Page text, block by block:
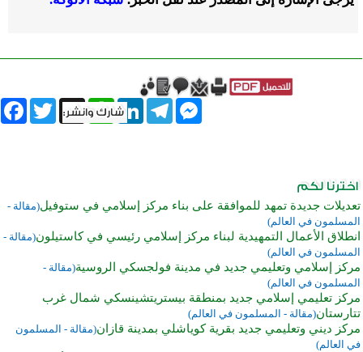
Twitter X
WhatsAppLinkedInTelegram
Messenger
تعديلات جديدة تمهد للموافقة على بناء مركز إسلامي في ستوفيل(مقالة -
المسلمون في العالم)
انطلاق الأعمال التمهيدية لبناء مركز إسلامي رئيسي في كاستيلون(مقالة -
المسلمون في العالم)
مركز إسلامي وتعليمي جديد في مدينة فولجسكي الروسية(مقالة -
المسلمون في العالم)
مركز تعليمي إسلامي جديد بمنطقة بيستريتشينسكي شمال غرب
تتارستان(مقالة - المسلمون في العالم)
مركز ديني وتعليمي جديد بقرية كوياشلي بمدينة قازان(مقالة - المسلمون
في العالم)